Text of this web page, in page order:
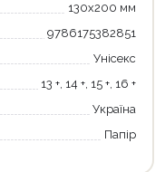
130х200 мм
9786175382851
Унісекс
13 +, 14 +, 15 +, 16 +
Україна
Папір